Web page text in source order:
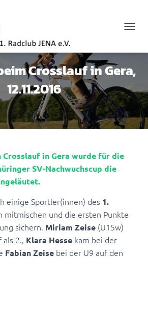
V
G
T
U
Crosslauf in Gera,
12.11.2016
in Gera wurde für die
SV-Nachwuchscup die
einige Sportler(innen) des 1.
mitmischen und die ersten Punkte
sichern. Miriam Zeise (U15w)
2., Klara Hesse kam bei der
Fabian Zeise bei der U9 auf den